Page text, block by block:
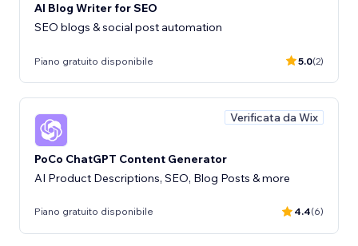
AI Blog Writer for SEO
SEO blogs & social post automation
Piano gratuito disponibile 5.0(2)
Verificata da Wix
PoCo ChatGPT Content Generator
AI Product Descriptions, SEO, Blog Posts & more
Piano gratuito disponibile 4.4(6)